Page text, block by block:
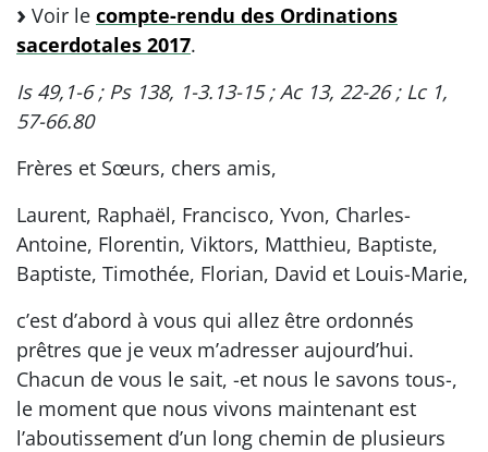
Voir le compte-rendu des Ordinations
sacerdotales 2017.
Is 49,1-6 ; Ps 138, 1-3.13-15 ; Ac 13, 22-26 ; Lc 1,
57-66.80
Frères et Sœurs, chers amis,
Laurent, Raphaël, Francisco, Yvon, Charles-
Antoine, Florentin, Viktors, Matthieu, Baptiste,
Baptiste, Timothée, Florian, David et Louis-Marie,
c’est d’abord à vous qui allez être ordonnés
prêtres que je veux m’adresser aujourd’hui.
Chacun de vous le sait, -et nous le savons tous-,
le moment que nous vivons maintenant est
l’aboutissement d’un long chemin de plusieurs